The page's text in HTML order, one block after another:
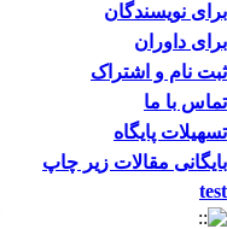
برای نویسندگان
برای داوران
ثبت نام و اشتراک
تماس با ما
تسهیلات پایگاه
بایگانی مقالات زیر چاپ
test